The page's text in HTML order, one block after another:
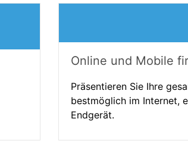
Online und Mobile
Präsentieren Sie Ihre
bestmöglich im Internet,
Endgerät.